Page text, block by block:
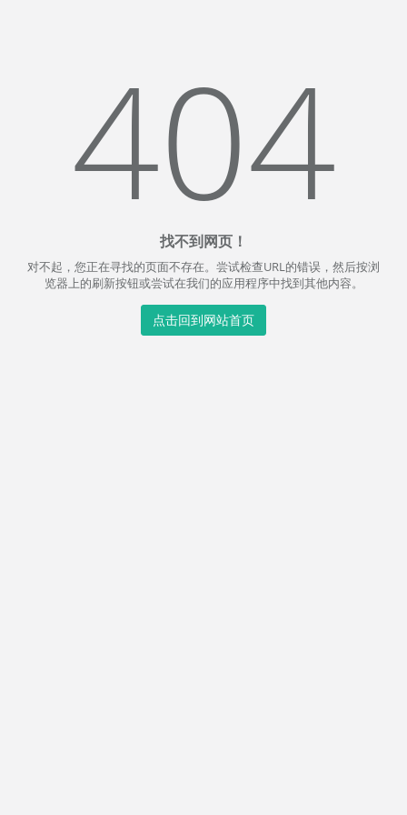
404
找不到网页！
对不起，您正在寻找的页面不存在。尝试检查URL的错误，然后按浏
览器上的刷新按钮或尝试在我们的应用程序中找到其他内容。
点击回到网站首页